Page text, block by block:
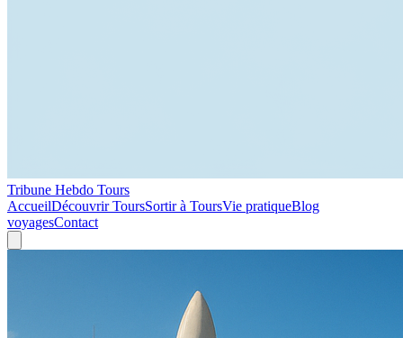
Tribune Hebdo Tours
AccueilDécouvrir ToursSortir à ToursVie pratiqueBlog
voyagesContact